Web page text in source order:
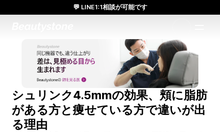
シュリンク4.5mmの効果、頬に脂肪
がある方と痩せている方で違いが出
る理由
💬 LINE1:1相談が可能です
日本人通訳常駐／お得な体験価格／満足度の高い効果